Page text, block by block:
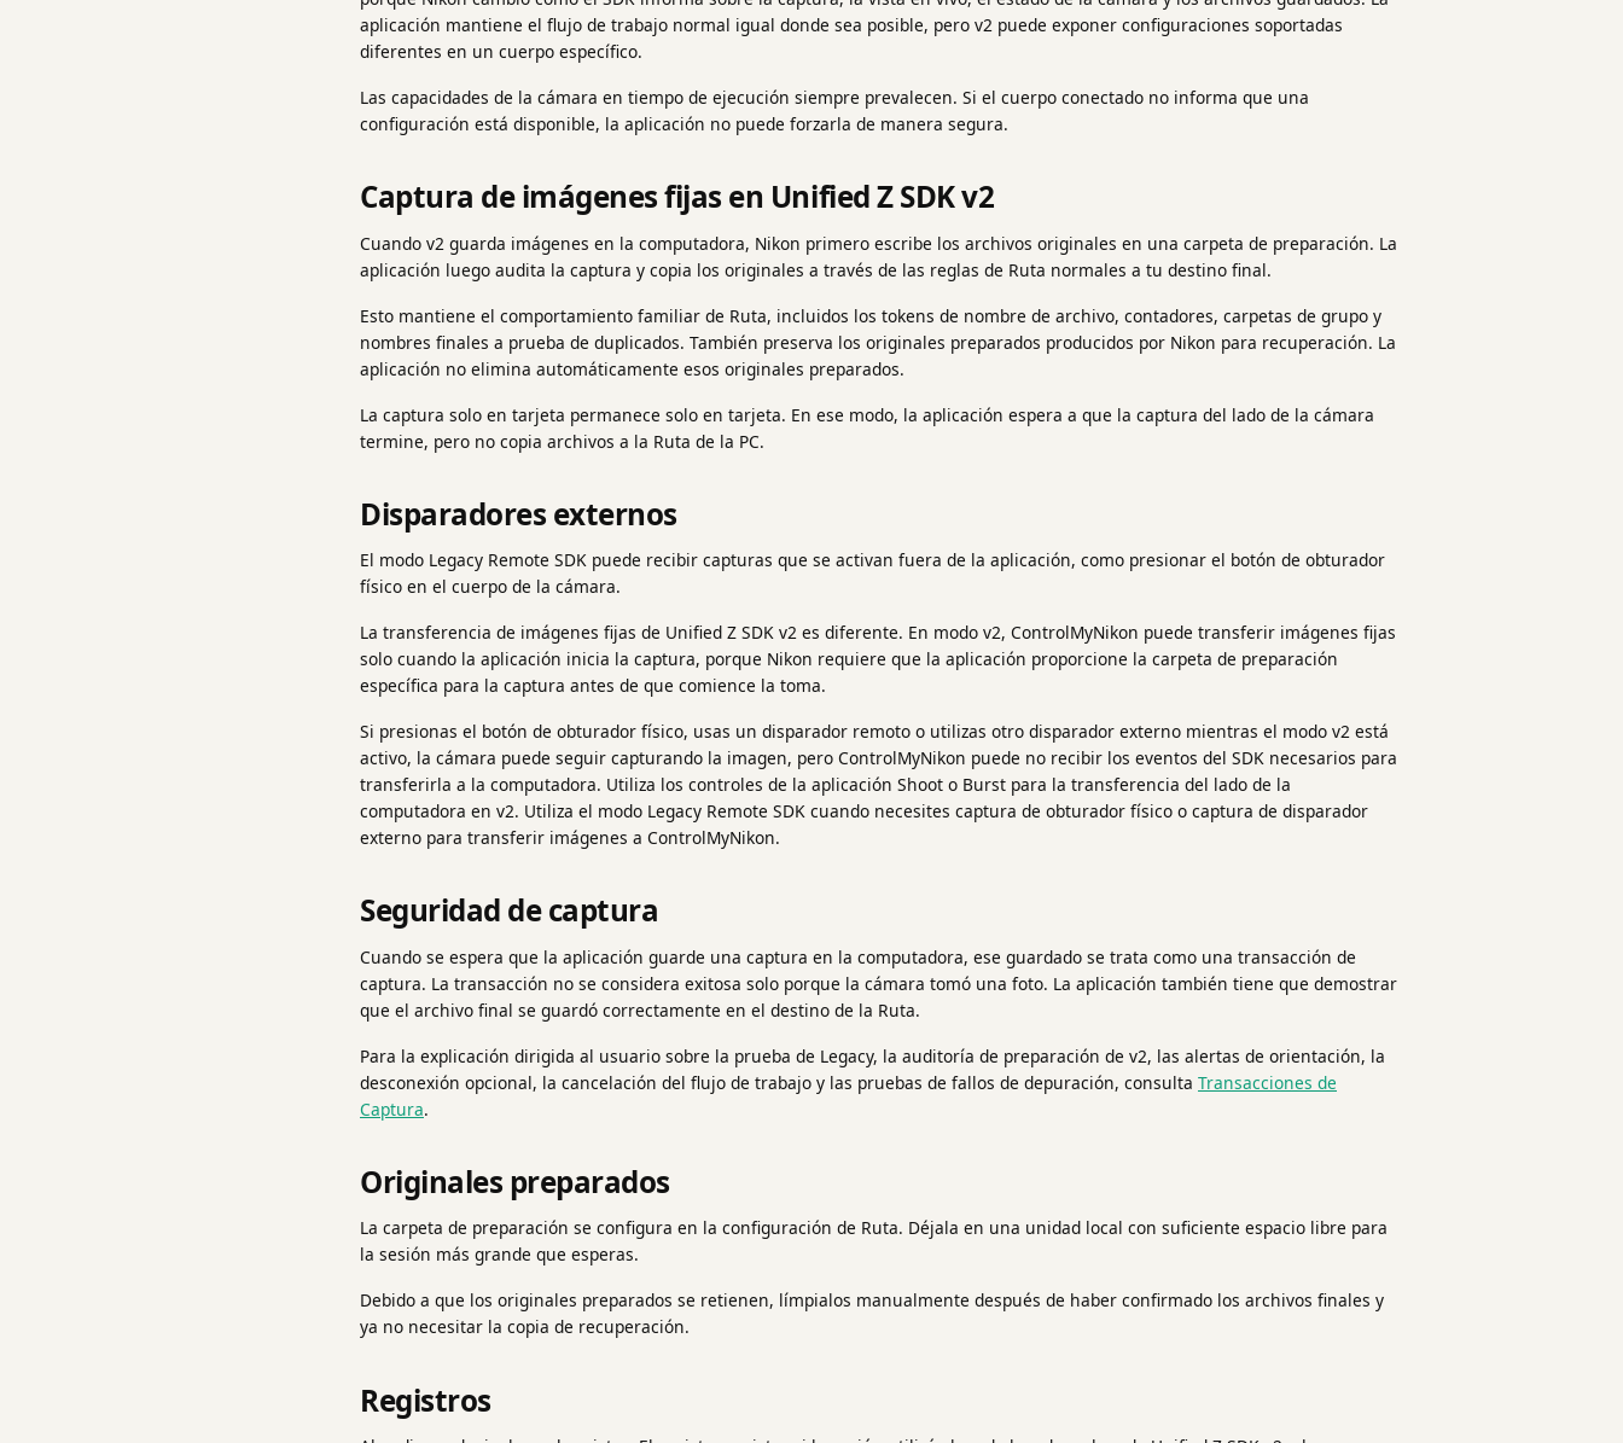
aplicación mantiene el flujo de trabajo normal igual donde sea posible, pero v2 puede exponer configuraciones soportadas
diferentes en un cuerpo específico.
Las capacidades de la cámara en tiempo de ejecución siempre prevalecen. Si el cuerpo conectado no informa que una
configuración está disponible, la aplicación no puede forzarla de manera segura.
Captura de imágenes fijas en Unified Z SDK v2
Cuando v2 guarda imágenes en la computadora, Nikon primero escribe los archivos originales en una carpeta de preparación. La
aplicación luego audita la captura y copia los originales a través de las reglas de Ruta normales a tu destino final.
Esto mantiene el comportamiento familiar de Ruta, incluidos los tokens de nombre de archivo, contadores, carpetas de grupo y
nombres finales a prueba de duplicados. También preserva los originales preparados producidos por Nikon para recuperación. La
aplicación no elimina automáticamente esos originales preparados.
La captura solo en tarjeta permanece solo en tarjeta. En ese modo, la aplicación espera a que la captura del lado de la cámara
termine, pero no copia archivos a la Ruta de la PC.
Disparadores externos
El modo Legacy Remote SDK puede recibir capturas que se activan fuera de la aplicación, como presionar el botón de obturador
físico en el cuerpo de la cámara.
La transferencia de imágenes fijas de Unified Z SDK v2 es diferente. En modo v2, ControlMyNikon puede transferir imágenes fijas
solo cuando la aplicación inicia la captura, porque Nikon requiere que la aplicación proporcione la carpeta de preparación
específica para la captura antes de que comience la toma.
Si presionas el botón de obturador físico, usas un disparador remoto o utilizas otro disparador externo mientras el modo v2 está
activo, la cámara puede seguir capturando la imagen, pero ControlMyNikon puede no recibir los eventos del SDK necesarios para
transferirla a la computadora. Utiliza los controles de la aplicación Shoot o Burst para la transferencia del lado de la
computadora en v2. Utiliza el modo Legacy Remote SDK cuando necesites captura de obturador físico o captura de disparador
externo para transferir imágenes a ControlMyNikon.
Seguridad de captura
Cuando se espera que la aplicación guarde una captura en la computadora, ese guardado se trata como una transacción de
captura. La transacción no se considera exitosa solo porque la cámara tomó una foto. La aplicación también tiene que demostrar
que el archivo final se guardó correctamente en el destino de la Ruta.
Para la explicación dirigida al usuario sobre la prueba de Legacy, la auditoría de preparación de v2, las alertas de orientación, la
desconexión opcional, la cancelación del flujo de trabajo y las pruebas de fallos de depuración, consulta Transacciones de
Captura.
Originales preparados
La carpeta de preparación se configura en la configuración de Ruta. Déjala en una unidad local con suficiente espacio libre para
la sesión más grande que esperas.
Debido a que los originales preparados se retienen, límpialos manualmente después de haber confirmado los archivos finales y
ya no necesitar la copia de recuperación.
Registros